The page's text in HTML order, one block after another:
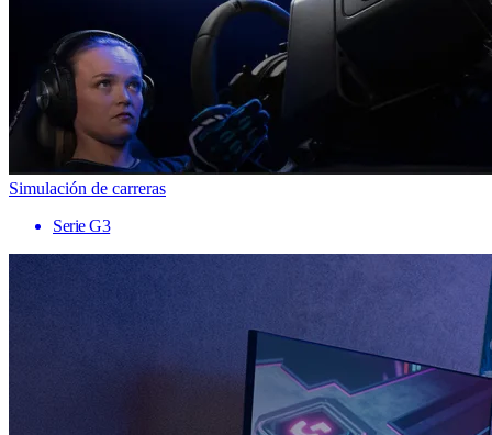
Simulación de carreras
Serie G3